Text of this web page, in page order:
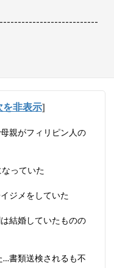
を非表示]
親がフィリピン人の
っていた
ジメをしていた
結婚していたものの
…書類送検されるも不